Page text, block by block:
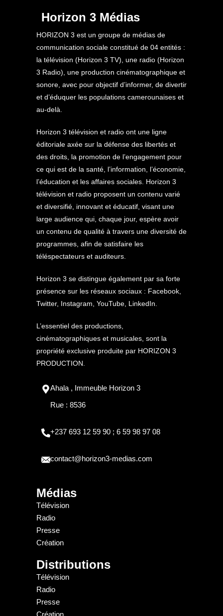
Horizon 3 Médias
HORIZON 3 est un groupe de médias de
communication sociale constitué de 04 entités :
la télévision (Horizon 3 TV), une radio (Horizon
3 Radio), une production cinématographique et
sonore, avec pour objectif d’informer, de divertir
et d’éduquer les populations camerounaises et
au-delà.
Horizon 3 télévision et radio ont une ligne
éditoriale axée sur la défense des libertés et
des droits, la promotion de l’engagement pour
ce qui est de la santé, l’information, l’économie,
l’éducation et les affaires sociales. Horizon 3
télévision et radio proposent un contenu varié
et diversifié, innovant et éducatif, visant une
large audience qui, chaque jour, espère avoir
un contenu de qualité à travers une diversité de
programmes, afin de satisfaire les
téléspectateurs et auditeurs.
Horizon 3 se distingue également par sa forte
présence sur les réseaux sociaux : Facebook,
Twitter, Instagram, YouTube, LinkedIn.
L’essentiel des productions,
cinématographiques et musicales, sont la
propriété exclusive produite par HORIZON 3
PRODUCTION.
Ahala , Immeuble Horizon 3
Rue : 8536
+237 693 12 59 90 ; 6 59 98 97 08
contact@horizon3-medias.com
Médias
Télévision
Radio
Presse
Création
Distributions
Télévision
Radio
Presse